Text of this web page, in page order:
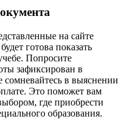
на сайте
готова показать
Попросите
зафиксирован в
сомневайтесь в выяснении
Это поможет вам
где приобрести
образования.